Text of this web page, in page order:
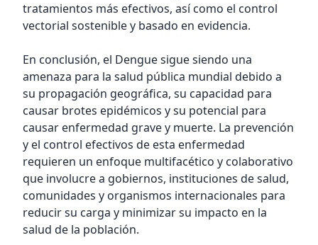
tratamientos más efectivos, así como el control
vectorial sostenible y basado en evidencia.
En conclusión, el Dengue sigue siendo una
amenaza para la salud pública mundial debido a
su propagación geográfica, su capacidad para
causar brotes epidémicos y su potencial para
causar enfermedad grave y muerte. La prevención
y el control efectivos de esta enfermedad
requieren un enfoque multifacético y colaborativo
que involucre a gobiernos, instituciones de salud,
comunidades y organismos internacionales para
reducir su carga y minimizar su impacto en la
salud de la población.